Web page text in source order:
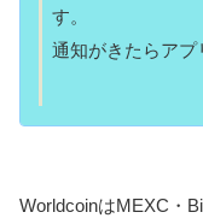
す。
通知がきたらアプ
WorldcoinはMEXC・